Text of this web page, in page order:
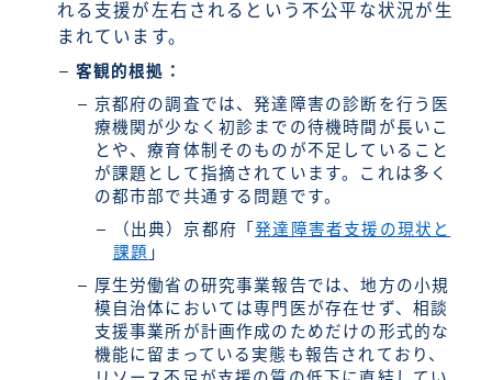
れる支援が左右されるという不公平な状況が生
まれています。
客観的根拠：
京都府の調査では、発達障害の診断を行う医
療機関が少なく初診までの待機時間が長いこ
とや、療育体制そのものが不足していること
が課題として指摘されています。これは多く
の都市部で共通する問題です。
（出典）京都府「発達障害者支援の現状と
課題 」
厚生労働省の研究事業報告では、地方の小規
模自治体においては専門医が存在せず、相談
支援事業所が計画作成のためだけの形式的な
機能に留まっている実態も報告されており、